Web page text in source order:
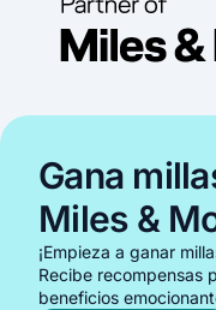
Gana
Miles &
¡Empieza a ganar
Recibe recompensas
beneficios